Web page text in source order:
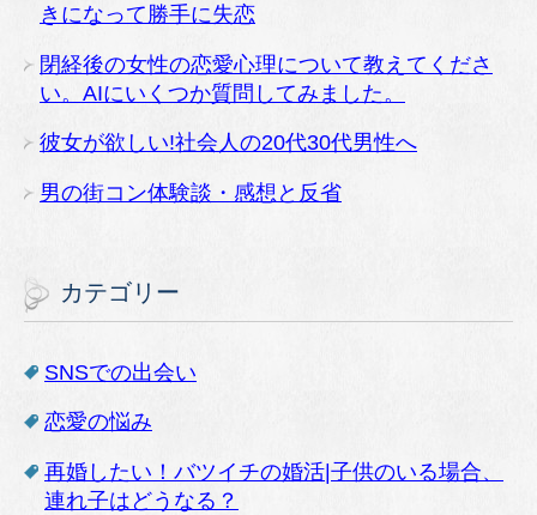
きになって勝手に失恋
閉経後の女性の恋愛心理について教えてくださ
い。AIにいくつか質問してみました。
彼女が欲しい!社会人の20代30代男性へ
男の街コン体験談・感想と反省
カテゴリー
SNSでの出会い
恋愛の悩み
再婚したい！バツイチの婚活|子供のいる場合、
連れ子はどうなる？